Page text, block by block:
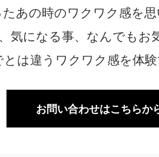
あの時のワクワク感を
気になる事、なんでもお
は違うワクワク感を体験
お問い合わせはこちらか